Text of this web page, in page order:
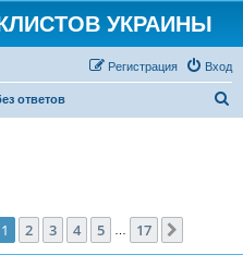
УКРАИНЫ
Вход
Регистрация
ответов
из 17
1 2 3 4 5 17